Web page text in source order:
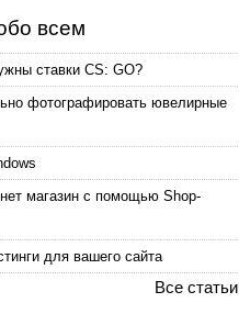
всем
ставки CS: GO?
фотографировать ювелирные
магазин с помощью Shop-
для вашего сайта
Все статьи